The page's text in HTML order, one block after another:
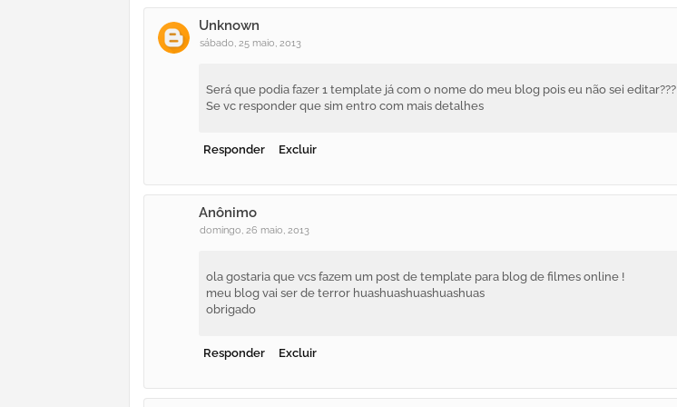
Unknown
sábado, 25 maio, 2013
Será que podia fazer 1 template já com o nome do meu blog pois eu não sei editar???
Se vc responder que sim entro com mais detalhes
Responder Excluir
Anônimo
domingo, 26 maio, 2013
ola gostaria que vcs fazem um post de template para blog de filmes online !
meu blog vai ser de terror huashuashuashuashuas
obrigado
Responder Excluir